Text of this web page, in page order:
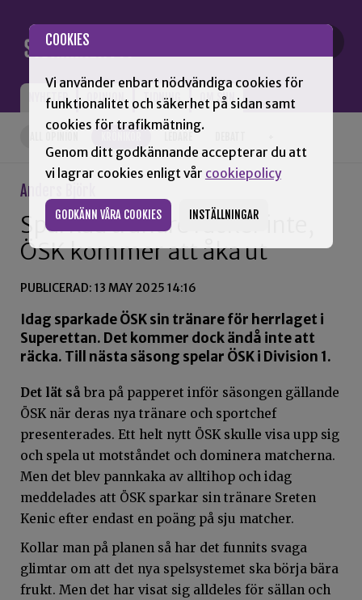
COOKIES
Vi använder enbart nödvändiga cookies för
funktionalitet och säkerhet på sidan samt
cookies för trafikmätning.
Genom ditt godkännande accepterar du att
vi lagrar cookies enligt vår cookiepolicy
GODKÄNN VÅRA COOKIES INSTÄLLNINGAR
NYHETER OPINION TIDNING OM SNN
Anders Björk
Sparkad tränare räcker inte,
ÖSK kommer att åka ut
PUBLICERAD: 13 MAY 2025 14:16
Idag sparkade ÖSK sin tränare för herrlaget i
Superettan. Det kommer dock ändå inte att
räcka. Till nästa säsong spelar ÖSK i Division 1.
Det lät så bra på papperet inför säsongen gällande
ÖSK när deras nya tränare och sportchef
presenterades. Ett helt nytt ÖSK skulle visa upp sig
och spela ut motståndet och dominera matcherna.
Men det blev pannkaka av alltihop och idag
meddelades att ÖSK sparkar sin tränare Sreten
Kenic efter endast en poäng på sju matcher.
Kollar man på planen så har det funnits svaga
glimtar om att det nya spelsystemet ska börja bära
frukt. Men det har visat sig alldeles för sällan och